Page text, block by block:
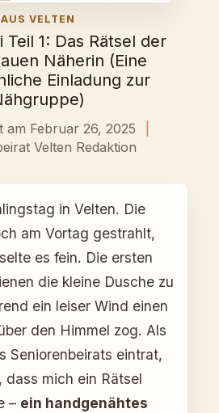
AUS VELTEN
1: Das Rätsel der
Näherin (Eine
Einladung zur
am Februar 26, 2025
Velten Redaktion
in Velten. Die
am Vortag gestrahlt,
es fein. Die ersten
die kleine Dusche zu
ein leiser Wind einen
den Himmel zog. Als
Seniorenbeirats eintrat,
dass mich ein Rätsel
– ein handgenähtes